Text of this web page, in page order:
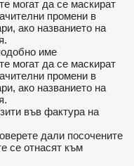
могат да се маскират
промени в
ако названието на
име
могат да се маскират
промени в
ако названието на
във фактура на
дали посочените
се отнасят към